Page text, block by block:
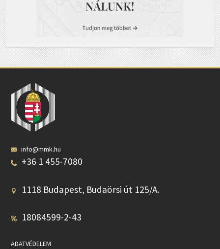
info@mmk.hu
+36 1 455-7080
1118 Budapest, Budaörsi út 125/A.
18084599-2-43
ADATVÉDELEM